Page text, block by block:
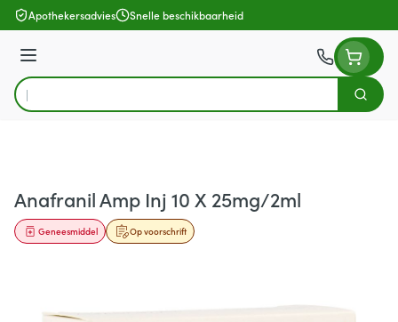
Ga naar de inhoud
Apothekersadvies Snelle beschikbaarheid
Menu
Product, merk, categorie...
Zoek
Anafranil Amp Inj 10 X 25mg/2ml
Op voorschrift
Geneesmiddel